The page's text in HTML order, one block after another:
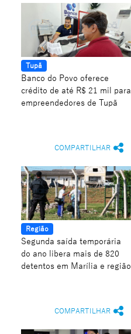
Tupã
Banco do Povo oferece
crédito de até R$ 21 mil para
empreendedores de Tupã
COMPARTILHAR
Região
Segunda saída temporária
do ano libera mais de 820
detentos em Marília e região
COMPARTILHAR